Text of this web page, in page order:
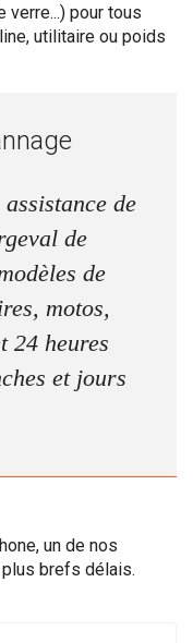
verre...) pour tous
utilitaire ou poids
de
de
de
motos,
24 heures
et jours
un de nos
brefs délais.